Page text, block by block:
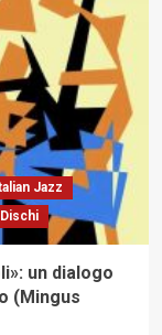
Jazz
un dialogo
(Mingus